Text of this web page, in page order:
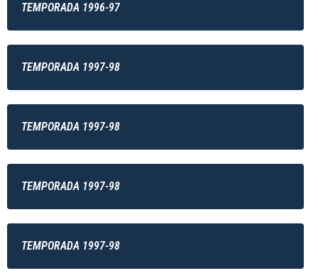
TEMPORADA 1996-97
TEMPORADA 1997-98
TEMPORADA 1997-98
TEMPORADA 1997-98
TEMPORADA 1997-98